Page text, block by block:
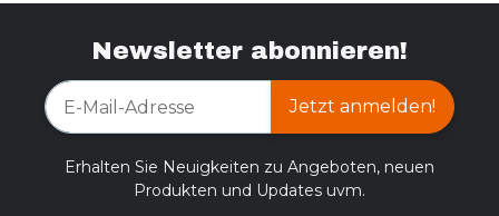
Newsletter abonnieren!
Jetzt anmelden!
Erhalten Sie Neuigkeiten zu Angeboten, neuen
Produkten und Updates uvm.